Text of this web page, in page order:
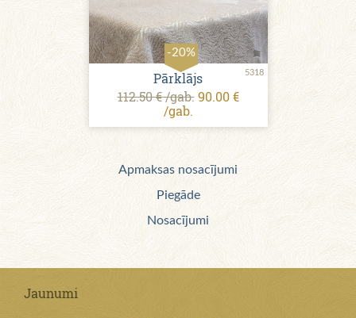
-20%
5318
Pārklājs
112.50 € /gab. 90.00 €
/gab.
Apmaksas nosacījumi
Piegāde
Nosacījumi
Jaunumi